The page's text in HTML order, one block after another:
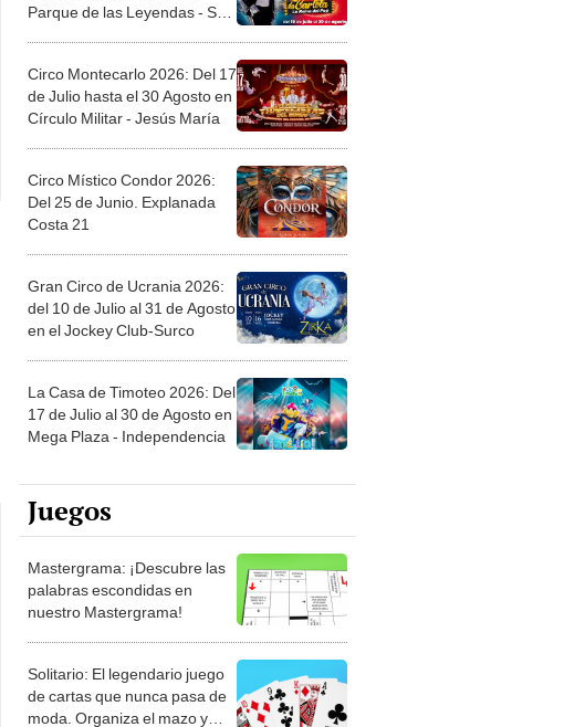
Parque de las Leyendas - San
Circo Montecarlo 2026: Del 17
de Julio hasta el 30 Agosto en
Círculo Militar - Jesús María
Circo Místico Condor 2026:
Del 25 de Junio. Explanada
Costa 21
Gran Circo de Ucrania 2026:
del 10 de Julio al 31 de Agosto
en el Jockey Club-Surco
La Casa de Timoteo 2026: Del
17 de Julio al 30 de Agosto en
Mega Plaza - Independencia
Juegos
Mastergrama: ¡Descubre las
palabras escondidas en
nuestro Mastergrama!
Solitario: El legendario juego
de cartas que nunca pasa de
moda. Organiza el mazo y